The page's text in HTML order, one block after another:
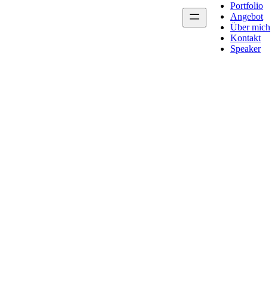
Portfolio
Angebot
Über mich
Kontakt
Speaker